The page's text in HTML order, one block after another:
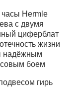
часы Hermle
с двумя
циферблат
жизни
надёжным
боем
гирь